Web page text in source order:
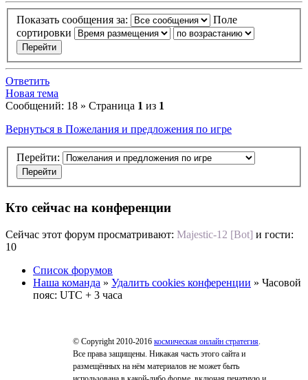
Показать сообщения за:
Поле
сортировки
Ответить
Новая тема
Сообщений: 18 » Страница 1 из 1
Вернуться в Пожелания и предложения по игре
Перейти:
Кто сейчас на конференции
Сейчас этот форум просматривают: Majestic-12 [Bot] и гости:
10
Список форумов
Наша команда » Удалить cookies конференции » Часовой
пояс: UTC + 3 часа
© Copyright 2010-2016 космическая онлайн стратегия
Все права защищены. Никакая часть этого сайта и
размещённых на нём материалов не может быть